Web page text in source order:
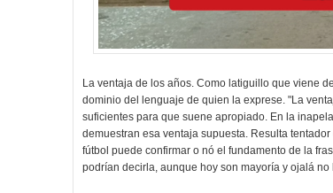
La ventaja de los años. Como latiguillo que viene
dominio del lenguaje de quien la exprese. "La
suficientes para que suene apropiado. En la
demuestran esa ventaja supuesta. Resulta
fútbol puede confirmar o nó el fundamento de la
podrían decirla, aunque hoy son mayoría y ojalá